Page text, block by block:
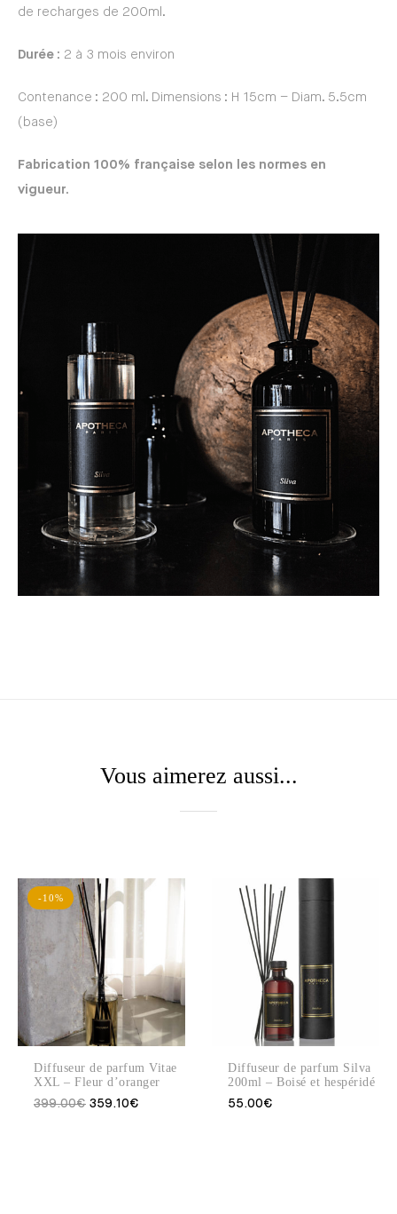
de recharges de 200ml.
Durée : 2 à 3 mois environ
Contenance : 200 ml. Dimensions : H 15cm – Diam. 5.5cm
(base)
Fabrication 100% française selon les normes en
vigueur.
Vous aimerez aussi...
-10%
Diffuseur de parfum Vitae
XXL – Fleur d’oranger
399.00€ 359.10€
Diffuseur de parfum Silva
200ml – Boisé et hespéridé
55.00€